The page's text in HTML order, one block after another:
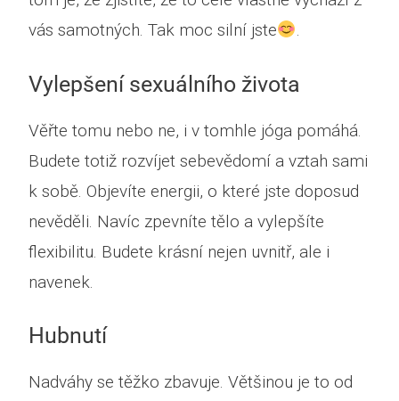
vás samotných. Tak moc silní jste
.
Vylepšení sexuálního života
Věřte tomu nebo ne, i v tomhle jóga pomáhá.
Budete totiž rozvíjet sebevědomí a vztah sami
k sobě. Objevíte energii, o které jste doposud
nevěděli. Navíc zpevníte tělo a vylepšíte
flexibilitu. Budete krásní nejen uvnitř, ale i
navenek.
Hubnutí
Nadváhy se těžko zbavuje. Většinou je to od